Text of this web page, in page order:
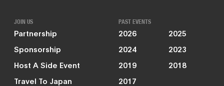
JOIN US
Partnership
Sponsorship
Host A Side Event
Travel To Japan
PAST EVENTS
2026
2025
2024
2023
2019
2018
2017